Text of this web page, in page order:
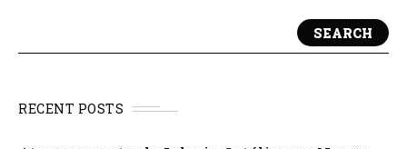
SEARCH
RECENT POSTS